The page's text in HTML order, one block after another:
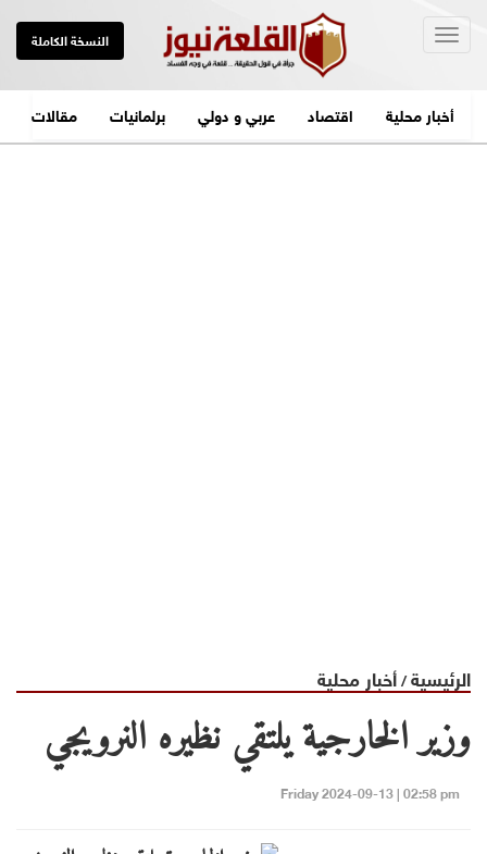
النسخة الكاملة
أخبار محلية اقتصاد عربي و دولي برلمانيات مقالات
الرئيسية/أخبار محلية
وزير الخارجية يلتقي نظيره النرويجي
Friday 2024-09-13 | 02:58 pm